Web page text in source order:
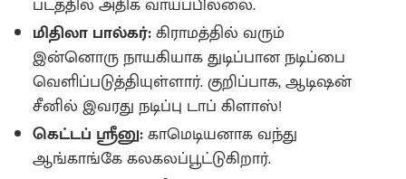
மிதிலா பால்கர்:கிராமத்தில் வரும்
இன்னொரு நாயகியாக துடிப்பான நடிப்பை
வெளிப்படுத்தியுள்ளார். குறிப்பாக, ஆடிஷன்
சீனில் இவரது நடிப்பு டாப் கிளாஸ்!
கெட்டப் ஸ்ரீனு:காமெடியனாக வந்து
ஆங்காங்கே கலகலப்பூட்டுகிறார்.